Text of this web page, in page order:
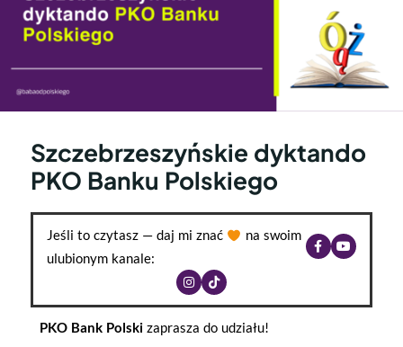
Szczebrzeszyńskie dyktando
PKO Banku Polskiego
Jeśli to czytasz — daj mi znać
na swoim
ulubionym kanale:
PKO Bank Polskizaprasza do udziału!